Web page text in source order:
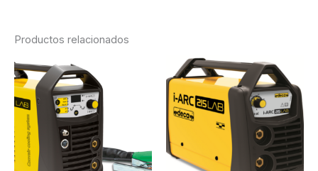
Productos relacionados